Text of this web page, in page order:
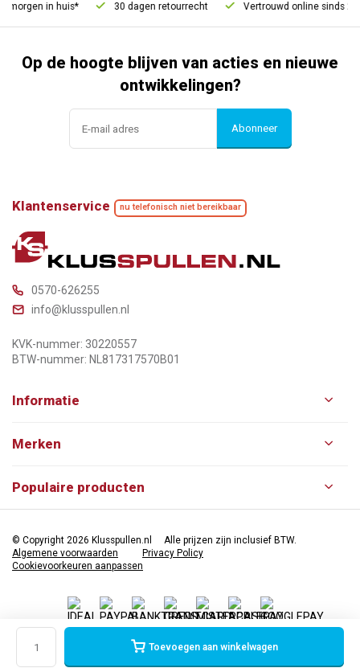
Toevoegen aan winkelwagen
in huis* 30 dagen retourrecht Vertrouwd online sinds
Op de hoogte blijven van acties en nieuwe
ontwikkelingen?
Abonneer
Klantenservice nu telefonisch niet bereikbaar
0570-626255
info@klusspullen.nl
KVK-nummer: 30220557
BTW-nummer: NL817317570B01
Informatie
Merken
Populaire producten
© Copyright 2026 Klusspullen.nl
Alle prijzen zijn inclusief BTW.
Algemene voorwaarden
Privacy Policy
Cookievoorkeuren aanpassen